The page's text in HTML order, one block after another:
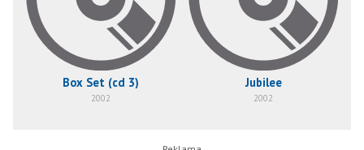
Box Set (cd 3)
2002
Jubilee
2002